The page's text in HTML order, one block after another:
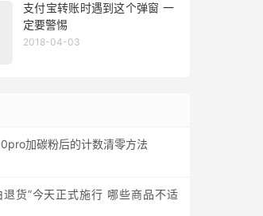
支付宝转账时遇到这个弹窗 一
定要警惕
2018-04-03
加碳粉后的计数清零方法
退货”今天正式施行 哪些商品不适